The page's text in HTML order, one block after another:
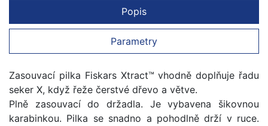
Popis
Parametry
Zasouvací pilka Fiskars Xtract™ vhodně doplňuje řadu
seker X, když řeže čerstvé dřevo a větve.
Plně zasouvací do držadla. Je vybavena šikovnou
karabinkou. Pilka se snadno a pohodlně drží v ruce.